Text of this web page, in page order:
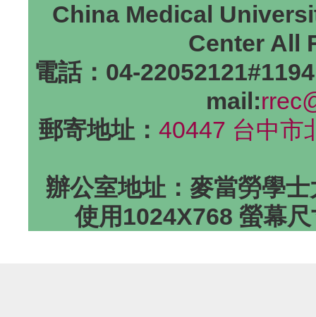
China Medical
Center All
電話：04-
mail:
郵寄地址：40447 台中市
辦公室地址：麥當勞學
使用1024X768 螢幕